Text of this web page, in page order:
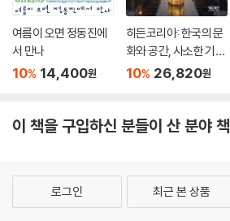
여름이 오면 정동진에
서 만나
10% 14,400원
히든코리아: 한국의 문
화와 공간, 사소한 기적
들
10% 26,820원
이 책을 구입하신 분들이 산 분야 책
로그인 최근 본 상품